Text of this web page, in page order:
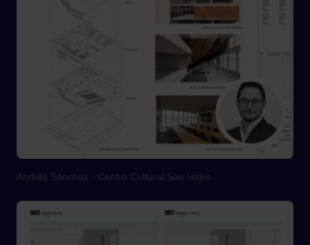
Andrés Sánchez - Centro Cultural San Isidro